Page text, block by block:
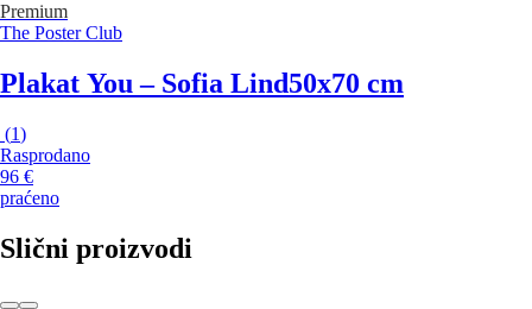
Premium
The Poster Club
Plakat You – Sofia Lind50x70 cm
(1)
Rasprodano
96 €
praćeno
Slični proizvodi